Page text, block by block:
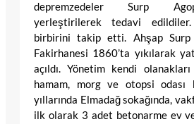
depremzedeler Surp
yerleştirilerek tedavi
birbirini takip etti. Ahşap Surp
Fakirhanesi 1860’ta yıkılarak
açıldı. Yönetim kendi
hamam, morg ve otopsi odası
yıllarında Elmadağ sokağında,
ilk olarak 3 adet betonarme ev